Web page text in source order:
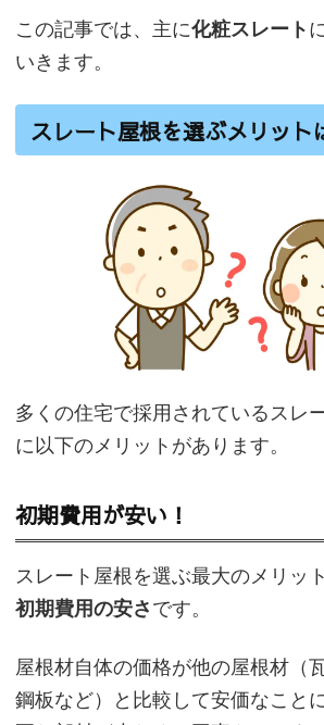
この記事では、主に化粧スレート
いきます。
スレート屋根を選ぶメリット
多くの住宅で採用されているスレ
に以下のメリットがあります。
初期費用が安い！
スレート屋根を選ぶ最大のメリッ
初期費用の安さです。
屋根材自体の価格が他の屋根材（
鋼板など）と比較して安価なこと